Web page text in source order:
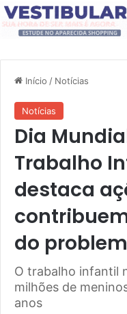
Início / Notícias
Notícias
Dia
Trabalho
destaca
do
O trabalho infantil
milhões de
anos